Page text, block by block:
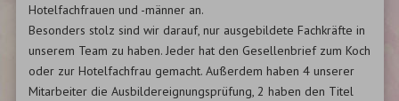
Hotelfachfrauen und -männer an.
Besonders stolz sind wir darauf, nur ausgebildete Fachkräfte in
unserem Team zu haben. Jeder hat den Gesellenbrief zum Koch
oder zur Hotelfachfrau gemacht. Außerdem haben 4 unserer
Mitarbeiter die Ausbildereignungsprüfung, 2 haben den Titel